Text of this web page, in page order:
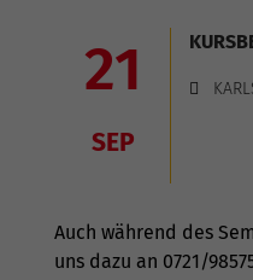
21
SEP
Auch während des
uns dazu an 0721/